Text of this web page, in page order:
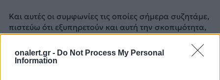
onalert.gr - Do Not Process My Personal
Information
Και αυτές οι συμφωνίες τις οποίες σήμερα συζητάμε,
πιστεύω ότι εξυπηρετούν και αυτή την σκοπιμότητα,
κατέληξε ο κ. Δαβάκης.
Πηγή: ΑΠΕ-ΜΠΕ